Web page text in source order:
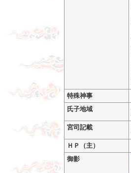
特殊神事
氏子地域
宮司記載
ＨＰ（主）
御影